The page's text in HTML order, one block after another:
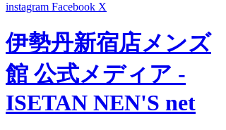
instagram Facebook X
伊勢丹新宿店メンズ
館 公式メディア -
ISETAN NEN'S net